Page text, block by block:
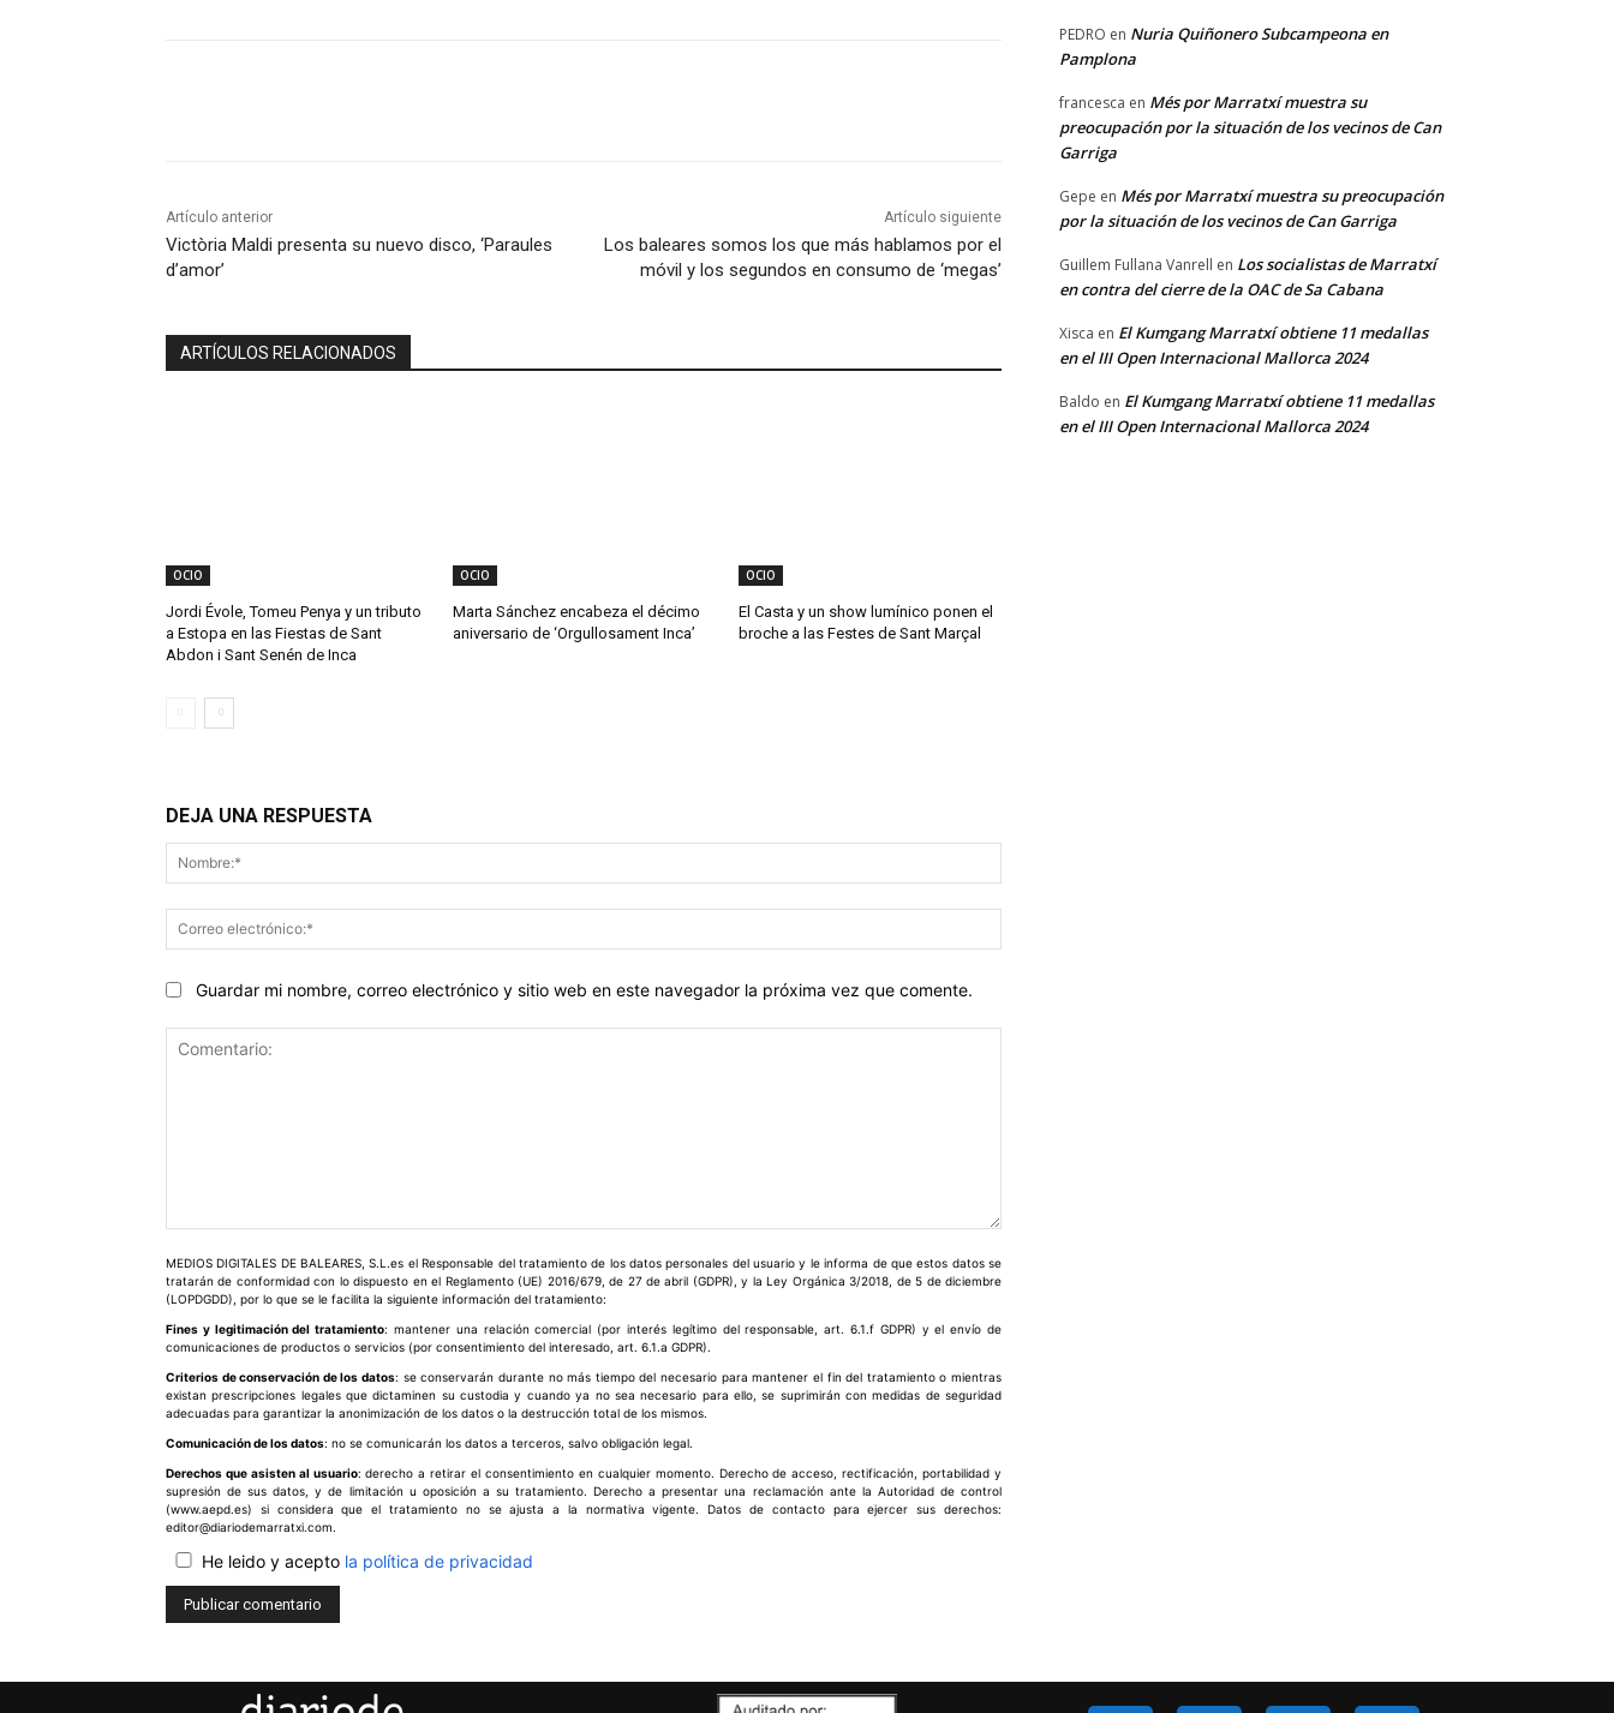
Artículo anterior
Victòria Maldi presenta su nuevo disco, ‘Paraules
d’amor’
Artículo siguiente
Los baleares somos los que más hablamos por el
móvil y los segundos en consumo de ‘megas’
ARTÍCULOS RELACIONADOS
OCIO
Jordi Évole, Tomeu Penya y un tributo
a Estopa en las Fiestas de Sant
Abdon i Sant Senén de Inca
OCIO
Marta Sánchez encabeza el décimo
aniversario de ‘Orgullosament Inca’
OCIO
El Casta y un show lumínico ponen el
broche a las Festes de Sant Marçal
DEJA UNA RESPUESTA
electrónico:*
Guardar mi nombre, correo electrónico y sitio web en este navegador la próxima vez que comente.
MEDIOS DIGITALES DE BALEARES, S.L.es el Responsable del tratamiento de los datos personales del usuario y le informa de que estos datos se
tratarán de conformidad con lo dispuesto en el Reglamento (UE) 2016/679, de 27 de abril (GDPR), y la Ley Orgánica 3/2018, de 5 de diciembre
(LOPDGDD), por lo que se le facilita la siguiente información del tratamiento:
Fines y legitimación del tratamiento: mantener una relación comercial (por interés legítimo del responsable, art. 6.1.f GDPR) y el envío de
comunicaciones de productos o servicios (por consentimiento del interesado, art. 6.1.a GDPR).
Criterios de conservación de los datos: se conservarán durante no más tiempo del necesario para mantener el fin del tratamiento o mientras
existan prescripciones legales que dictaminen su custodia y cuando ya no sea necesario para ello, se suprimirán con medidas de seguridad
adecuadas para garantizar la anonimización de los datos o la destrucción total de los mismos.
Comunicación de los datos: no se comunicarán los datos a terceros, salvo obligación legal.
Derechos que asisten al usuario: derecho a retirar el consentimiento en cualquier momento. Derecho de acceso, rectificación, portabilidad y
supresión de sus datos, y de limitación u oposición a su tratamiento. Derecho a presentar una reclamación ante la Autoridad de control
(www.aepd.es) si considera que el tratamiento no se ajusta a la normativa vigente. Datos de contacto para ejercer sus derechos:
editor@diariodemarratxi.com.
He leido y acepto la política de privacidad
PEDRO en Nuria Quiñonero Subcampeona en
Pamplona
francesca en Més por Marratxí muestra su
preocupación por la situación de los vecinos de Can
Garriga
Gepe en Més por Marratxí muestra su preocupación
por la situación de los vecinos de Can Garriga
Guillem Fullana Vanrell en Los socialistas de Marratxí
en contra del cierre de la OAC de Sa Cabana
Xisca en El Kumgang Marratxí obtiene 11 medallas
en el III Open Internacional Mallorca 2024
Baldo en El Kumgang Marratxí obtiene 11 medallas
en el III Open Internacional Mallorca 2024